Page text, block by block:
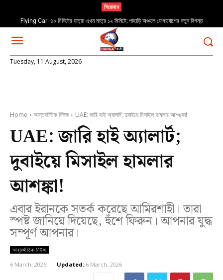
শিরোনাম
Flying Car: ৪০ মিনিটের যাত্রা এখন মাত্র ১২ মিনিটে; পাহাড়ি অঞ্চলে যোগাযোগের নতুন দিগন্ত
Asansol: একের পর এক ব্যারিকেড ভাঙল মিছিল! ‘জেল ভরো’ কর্মসূচিতে গ্রেপ্তার মীনাক্ষী
Tuesday, 11 August, 2026
Home আন্তর্জাতিক নিউজ UAE: জারি হাই অ্যালার্ট; দুবাইয়ে মিসাইল হামলার আশঙ্কা!
UAE: জারি হাই অ্যালার্ট;
দুবাইয়ে মিসাইল হামলার
আশঙ্কা!
এবার ইরানকে সতর্ক করেছে আমিরশাহী। তারা
স্পষ্ট জানিয়ে দিয়েছে, হুঁশে ফিরুন। আপনার যুদ্ধ
সম্পূর্ণ আপনার।
আন্তর্জাতিক নিউজ
6 March, 2026 Updated: 6 March, 2026